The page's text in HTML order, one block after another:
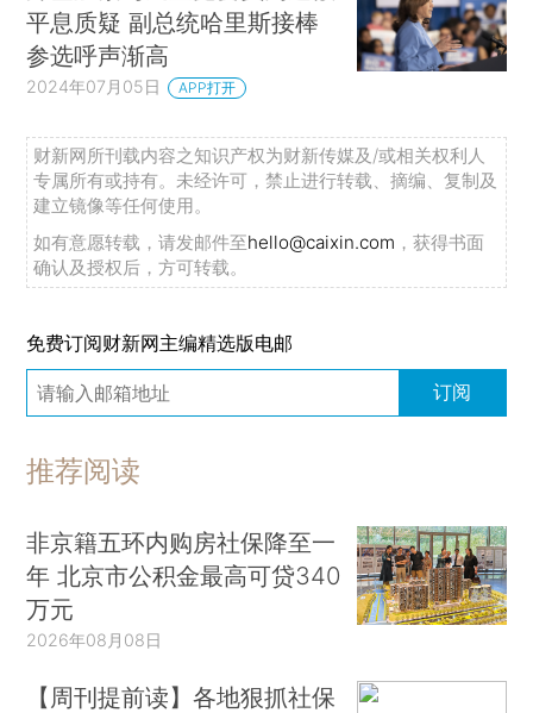
平息质疑 副总统哈里斯接棒
参选呼声渐高
2024年07月05日 APP打开
财新网所刊载内容之知识产权为财新传媒及/或相关权利人
专属所有或持有。未经许可，禁止进行转载、摘编、复制及
建立镜像等任何使用。
如有意愿转载，请发邮件至hello@caixin.com ，获得书面
确认及授权后，方可转载。
免费订阅财新网主编精选版电邮
订阅
推荐阅读
非京籍五环内购房社保降至一
年 北京市公积金最高可贷340
万元
2026年08月08日
【周刊提前读】各地狠抓社保